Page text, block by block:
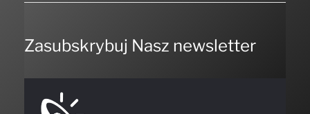
Zasubskrybuj Nasz newsletter